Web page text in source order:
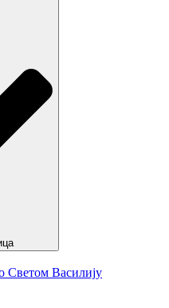
Светом Василију